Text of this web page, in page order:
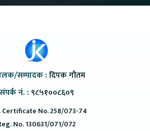
सम्पादक :दिपक गौतम
संपर्क नं. : ९८५१००८६०९
Certificate No. 258/073-74
No. 130631/071/072